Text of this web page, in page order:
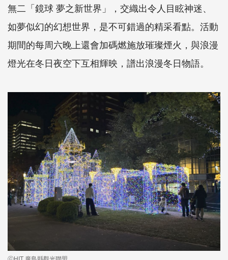
無二「鏡球 夢之新世界」，交織出令人目眩神迷、
如夢似幻的幻想世界，是不可錯過的精采看點。活動
期間的每周六晚上還會加碼燃施放璀璨煙火，與浪漫
燈光在冬日夜空下互相輝映，譜出浪漫冬日物語。